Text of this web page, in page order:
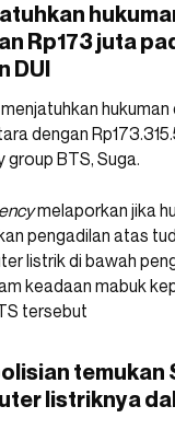
Rp173 juta
DUI
hukuman
dengan
BTS, Suga.
melaporkan jika
pengadilan atas
listrik di bawah
keadaan mabuk
tersebut
temukan
listriknya